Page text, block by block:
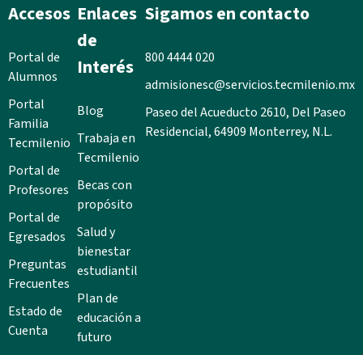
Accesos
Portal de
Alumnos
Portal
Familia
Tecmilenio
Portal de
Profesores
Portal de
Egresados
Preguntas
Frecuentes
Estado de
Cuenta
Enlaces
de
Interés
Blog
Trabaja en
Tecmilenio
Becas con
propósito
Salud y
bienestar
estudiantil
Plan de
educación a
futuro
Sigamos en contacto
800 4444 020
admisionesc@servicios.tecmilenio.mx
Paseo del Acueducto 2610, Del Paseo
Residencial, 64909 Monterrey, N.L.